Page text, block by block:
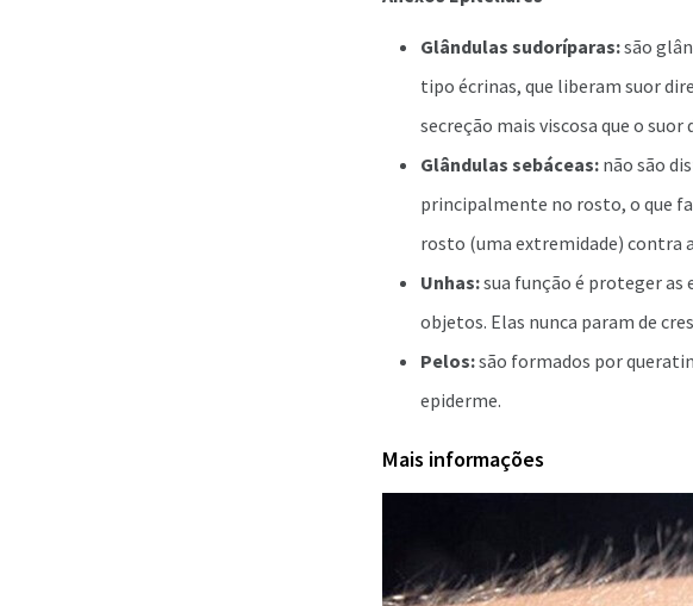
Glândulas sudoríparas:são
tipo écrinas, que liberam suor
secreção mais viscosa que o
Glândulas sebáceas: não são
principalmente no rosto, o que
rosto (uma extremidade) contra
Unhas:sua função é proteger
objetos. Elas nunca param de
Pelos:são formados por
epiderme.
Mais informações